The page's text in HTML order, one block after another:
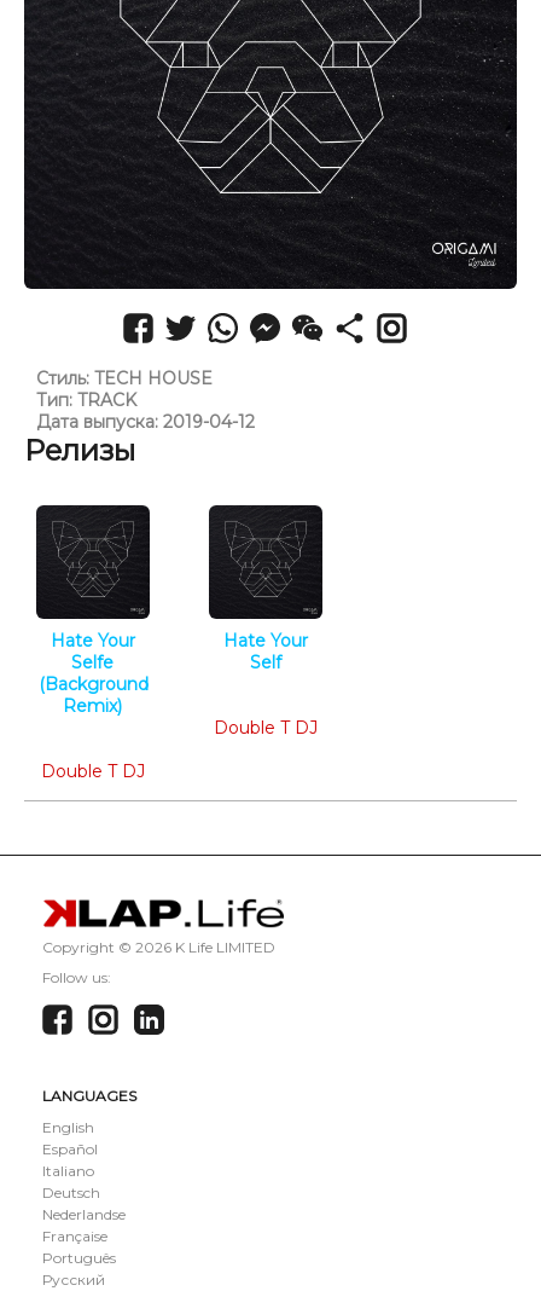
Стиль: TECH HOUSE
Тип: TRACK
Дата выпуска: 2019-04-12
Релизы
Hate Your
Selfe
(Background
Remix)
Double T DJ
Hate Your
Self
Double T DJ
Copyright © 2026 K Life LIMITED
Follow us:
LANGUAGES
English
Español
Italiano
Deutsch
Nederlandse
Française
Português
Русский